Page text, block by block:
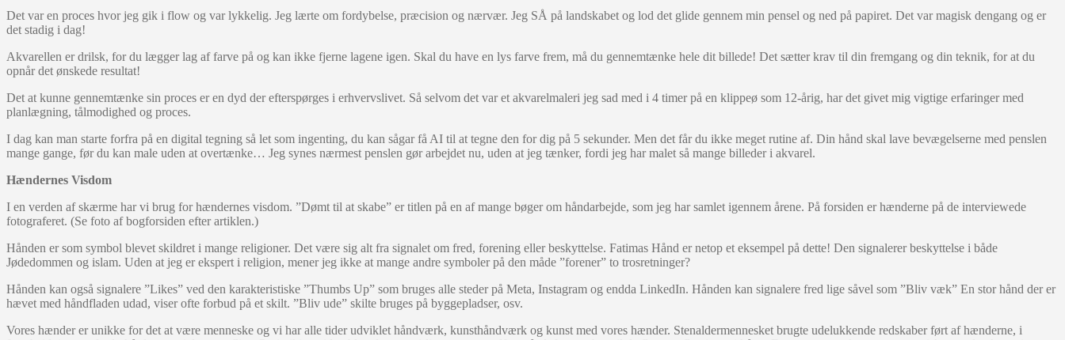
Det var en proces hvor jeg gik i flow og var lykkelig. Jeg lærte om fordybelse, præcision og nærvær. Jeg SÅ på landskabet og lod det glide gennem min pensel og ned på papiret. Det var magisk dengang og er
det stadig i dag!
Akvarellen er drilsk, for du lægger lag af farve på og kan ikke fjerne lagene igen. Skal du have en lys farve frem, må du gennemtænke hele dit billede! Det sætter krav til din fremgang og din teknik, for at du
opnår det ønskede resultat!
Det at kunne gennemtænke sin proces er en dyd der efterspørges i erhvervslivet. Så selvom det var et akvarelmaleri jeg sad med i 4 timer på en klippeø som 12-årig, har det givet mig vigtige erfaringer med
planlægning, tålmodighed og proces.
I dag kan man starte forfra på en digital tegning så let som ingenting, du kan sågar få AI til at tegne den for dig på 5 sekunder. Men det får du ikke meget rutine af. Din hånd skal lave bevægelserne med penslen
mange gange, før du kan male uden at overtænke… Jeg synes nærmest penslen gør arbejdet nu, uden at jeg tænker, fordi jeg har malet så mange billeder i akvarel.
Hændernes Visdom
I en verden af skærme har vi brug for hændernes visdom. ”Dømt til at skabe” er titlen på en af mange bøger om håndarbejde, som jeg har samlet igennem årene. På forsiden er hænderne på de interviewede
fotograferet. (Se foto af bogforsiden efter artiklen.)
Hånden er som symbol blevet skildret i mange religioner. Det være sig alt fra signalet om fred, forening eller beskyttelse. Fatimas Hånd er netop et eksempel på dette! Den signalerer beskyttelse i både
Jødedommen og islam. Uden at jeg er ekspert i religion, mener jeg ikke at mange andre symboler på den måde ”forener” to trosretninger?
Hånden kan også signalere ”Likes” ved den karakteristiske ”Thumbs Up” som bruges alle steder på Meta, Instagram og endda LinkedIn. Hånden kan signalere fred lige såvel som ”Bliv væk” En stor hånd der er
hævet med håndfladen udad, viser ofte forbud på et skilt. ”Bliv ude” skilte bruges på byggepladser, osv.
Vores hænder er unikke for det at være menneske og vi har alle tider udviklet håndværk, kunsthåndværk og kunst med vores hænder. Stenaldermennesket brugte udelukkende redskaber ført af hænderne, i